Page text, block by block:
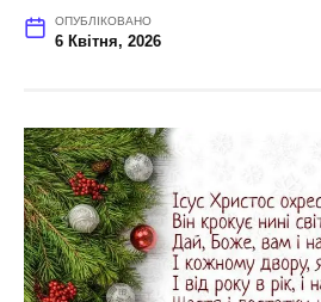
ОПУБЛІКОВАНО
6 Квітня, 2026